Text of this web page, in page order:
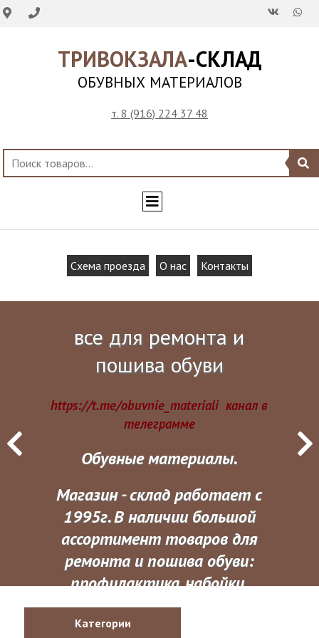
ТРИВОКЗАЛА-СКЛАД
ОБУВНЫХ МАТЕРИАЛОВ
т. 8 (916) 224 37 48
Схема проезда О нас Контакты
все для ремонта и
пошива обуви
https://t.me/obuvnie_materiali канал в
телеграмме
Обувные материалы.
Магазин - склад работает с
1995г. В наличии большой
ассортимент товаров для
ремонта и пошива обуви:
профилактика, набойки,
каблуки мужские и женские,
самый большой выбор
Категории